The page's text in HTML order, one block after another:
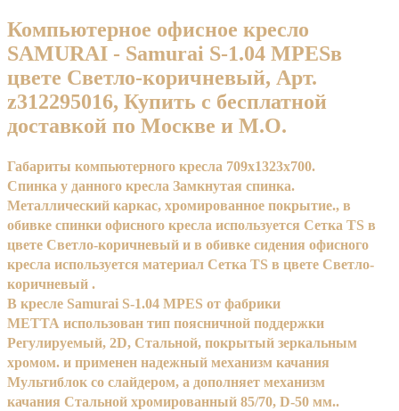
Компьютерное офисное кресло
SAMURAI - Samurai S-1.04 MPESв
цвете Светло-коричневый, Арт.
z312295016, Купить с бесплатной
доставкой по Москве и М.О.
Габариты компьютерного кресла 709x1323x700.
Спинка у данного кресла Замкнутая спинка.
Металлический каркас, хромированное покрытие., в
обивке спинки офисного кресла используется Сетка TS в
цвете Светло-коричневый и в обивке сидения офисного
кресла используется материал Сетка TS в цвете Светло-
коричневый .
В кресле Samurai S-1.04 MPES от фабрики
МЕТТА использован тип поясничной поддержки
Регулируемый, 2D, Стальной, покрытый зеркальным
хромом. и применен надежный механизм качания
Мультиблок со слайдером, а дополняет механизм
качания Стальной хромированный 85/70, D-50 мм..